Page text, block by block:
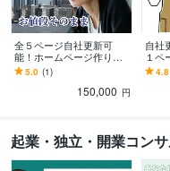
全５ページ自社更新可
能！ホームページ作りま
す お値段そのままで、値
上げしません！ブログ１
つ付、８０件の実績
5.0 (1)
150,000 円
自社
１ペ
しま
示対
4.8
起業・独立・開業コン